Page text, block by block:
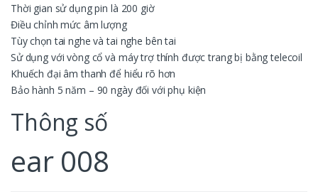
Thời gian sử dụng pin là 200 giờ
Điều chỉnh mức âm lượng
Tùy chọn tai nghe và tai nghe bên tai
Sử dụng với vòng cổ và máy trợ thính được trang bị bằng telecoil
Khuếch đại âm thanh để hiểu rõ hơn
Bảo hành 5 năm – 90 ngày đối với phụ kiện
Thông số
ear 008